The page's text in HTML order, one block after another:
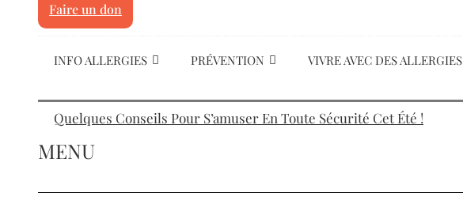
Faire un don
INFO ALLERGIES PRÉVENTION VIVRE AVEC DES ALLERGIES
Quelques Conseils Pour S’amuser En Toute Sécurité Cet Été !
MENU